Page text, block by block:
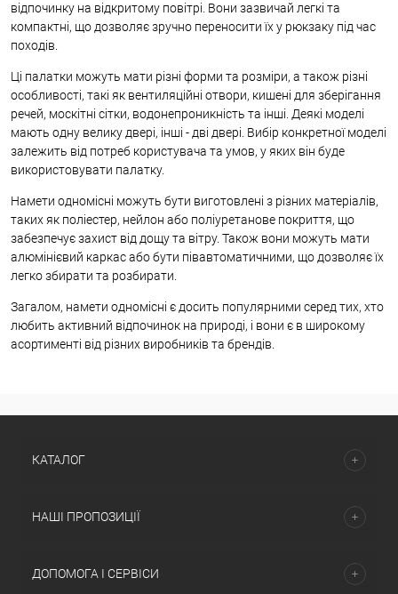
відпочинку на відкритому повітрі. Вони зазвичай легкі та
компактні, що дозволяє зручно переносити їх у рюкзаку під час
походів.
Ці палатки можуть мати різні форми та розміри, а також різні
особливості, такі як вентиляційні отвори, кишені для зберігання
речей, москітні сітки, водонепроникність та інші. Деякі моделі
мають одну велику двері, інші - дві двері. Вибір конкретної моделі
залежить від потреб користувача та умов, у яких він буде
використовувати палатку.
Намети одномісні можуть бути виготовлені з різних матеріалів,
таких як поліестер, нейлон або поліуретанове покриття, що
забезпечує захист від дощу та вітру. Також вони можуть мати
алюмінієвий каркас або бути півавтоматичними, що дозволяє їх
легко збирати та розбирати.
Загалом, намети одномісні є досить популярними серед тих, хто
любить активний відпочинок на природі, і вони є в широкому
асортименті від різних виробників та брендів.
КАТАЛОГ
НАШІ ПРОПОЗИЦІЇ
ДОПОМОГА І СЕРВІСИ